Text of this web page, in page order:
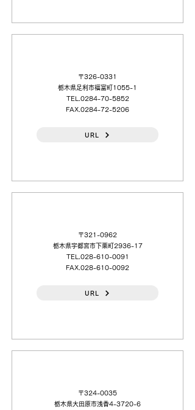
〒326-0331
栃木県足利市福富町1055-1
TEL.0284-70-5852
FAX.0284-72-5206
URL
〒321-0962
栃木県宇都宮市下栗町2936-17
TEL.028-610-0091
FAX.028-610-0092
URL
〒324-0035
栃木県大田原市浅香4-3720-6